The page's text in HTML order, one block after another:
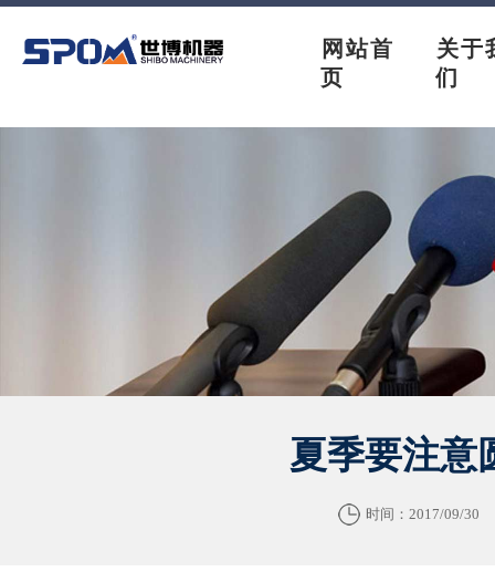
网站首
页
关于
们
夏季要注意
时间：2017/09/30